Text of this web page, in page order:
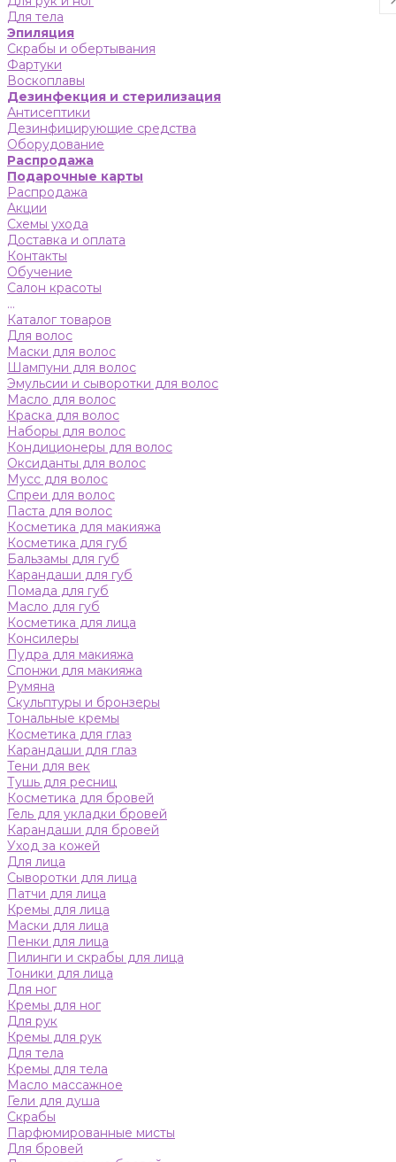
Для тела
Эпиляция
Скрабы и обертывания
Фартуки
Воскоплавы
Дезинфекция и стерилизация
Антисептики
Дезинфицирующие средства
Оборудование
Распродажа
Подарочные карты
Распродажа
Акции
Схемы ухода
Доставка и оплата
Контакты
Обучение
Салон красоты
...
Каталог товаров
Для волос
Маски для волос
Шампуни для волос
Эмульсии и сыворотки для волос
Масло для волос
Краска для волос
Наборы для волос
Кондиционеры для волос
Оксиданты для волос
Мусс для волос
Спреи для волос
Паста для волос
Косметика для макияжа
Косметика для губ
Бальзамы для губ
Карандаши для губ
Помада для губ
Масло для губ
Косметика для лица
Консилеры
Пудра для макияжа
Спонжи для макияжа
Румяна
Скульптуры и бронзеры
Тональные кремы
Косметика для глаз
Карандаши для глаз
Тени для век
Тушь для ресниц
Косметика для бровей
Гель для укладки бровей
Карандаши для бровей
Уход за кожей
Для лица
Сыворотки для лица
Патчи для лица
Кремы для лица
Маски для лица
Пенки для лица
Пилинги и скрабы для лица
Тоники для лица
Для ног
Кремы для ног
Для рук
Кремы для рук
Для тела
Кремы для тела
Масло массажное
Гели для душа
Скрабы
Парфюмированные мисты
Для бровей